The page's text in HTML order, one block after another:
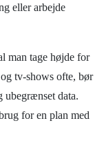
eller arbejde
man tage højde for
tv-shows ofte, bør
ubegrænset data.
for en plan med